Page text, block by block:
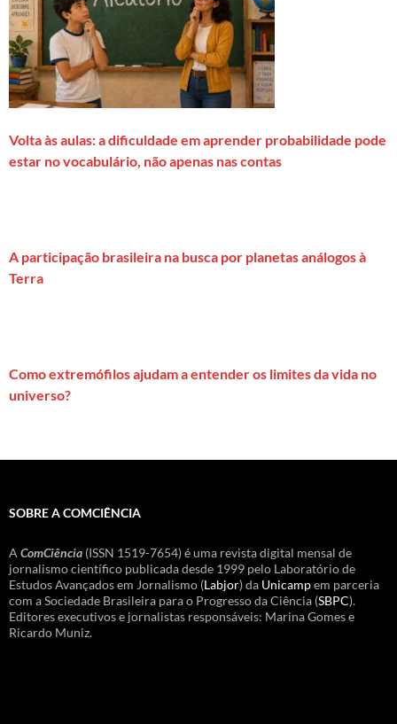
Volta às aulas: a dificuldade em aprender probabilidade pode
estar no vocabulário, não apenas nas contas
A participação brasileira na busca por planetas análogos à
Terra
Como extremófilos ajudam a entender os limites da vida no
universo?
SOBRE A COMCIÊNCIA
A ComCiência (ISSN 1519-7654) é uma revista digital mensal de
jornalismo científico publicada desde 1999 pelo Laboratório de
Estudos Avançados em Jornalismo (Labjor) da Unicampem parceria
com a Sociedade Brasileira para o Progresso da Ciência (SBPC).
Editores executivos e jornalistas responsáveis: Marina Gomes e
Ricardo Muniz.